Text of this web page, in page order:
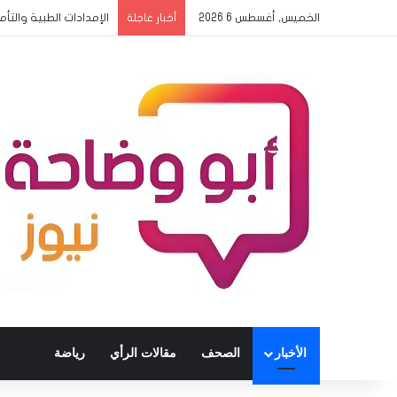
الخميس, أغسطس 6 2026 أخبار عاجلة الإمدادات الطبية
الأخبار الصحف مقالات الرأي رياضة